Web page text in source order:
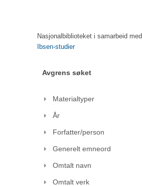
Nasjonalbiblioteket i samarbeid med
Ibsen-studier
Avgrens søket
Materialtyper
År
Forfatter/person
Generelt emneord
Omtalt navn
Omtalt verk